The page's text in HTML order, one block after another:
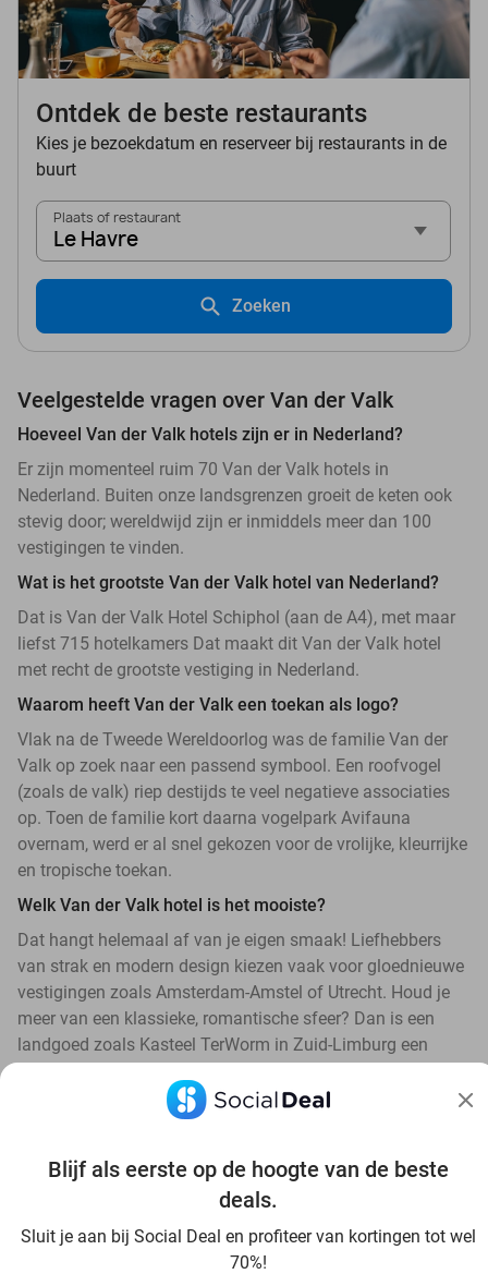
Blijf als eerste op de hoogte van de beste
deals.
Sluit je aan bij Social Deal en profiteer van kortingen tot wel
70%!
Ontdek de beste restaurants
Kies je bezoekdatum en reserveer bij restaurants in de
buurt
Plaats of restaurant
Le Havre
Zoeken
Veelgestelde vragen over Van der Valk
Hoeveel Van der Valk hotels zijn er in Nederland?
Er zijn momenteel ruim 70 Van der Valk hotels in
Nederland. Buiten onze landsgrenzen groeit de keten ook
stevig door; wereldwijd zijn er inmiddels meer dan 100
vestigingen te vinden.
Wat is het grootste Van der Valk hotel van Nederland?
Dat is Van der Valk Hotel Schiphol (aan de A4), met maar
liefst 715 hotelkamers Dat maakt dit Van der Valk hotel
met recht de grootste vestiging in Nederland.
Waarom heeft Van der Valk een toekan als logo?
Vlak na de Tweede Wereldoorlog was de familie Van der
Valk op zoek naar een passend symbool. Een roofvogel
(zoals de valk) riep destijds te veel negatieve associaties
op. Toen de familie kort daarna vogelpark Avifauna
overnam, werd er al snel gekozen voor de vrolijke, kleurrijke
en tropische toekan.
Welk Van der Valk hotel is het mooiste?
Dat hangt helemaal af van je eigen smaak! Liefhebbers
van strak en modern design kiezen vaak voor gloednieuwe
vestigingen zoals Amsterdam-Amstel of Utrecht. Houd je
meer van een klassieke, romantische sfeer? Dan is een
landgoed zoals Kasteel TerWorm in Zuid-Limburg een
Ontdek alle topdeals in jouw omgeving